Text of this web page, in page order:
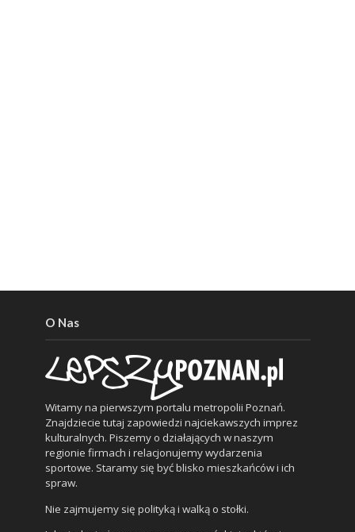
O Nas
Witamy na pierwszym portalu metropolii Poznań.
Znajdziecie tutaj zapowiedzi najciekawszych imprez
kulturalnych. Piszemy o działających w naszym
regionie firmach i relacjonujemy wydarzenia
sportowe. Staramy się być blisko mieszkańców i ich
spraw.
Nie zajmujemy się polityką i walką o stołki.